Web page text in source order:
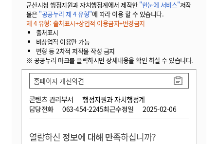
군산시청 행정지원과 자치행정계에서 제작한 "한눈에 서비스"저작
물은 "공공누리 제 4 유형"에 따라 이용 할 수 있습니다.
제 4 유형: 출처표시+상업적 이용금지+변경금지
출처표시
비상업적 이용만 가능
변형 등 2차적 저작물 작성 금지
※ 공공누리 마크를 클릭하시면 상세내용을 확인 하실 수 있습니다.
콘텐츠 관리부서
행정지원과 자치행정계
담당전화
063-454-2245최근수정일 2025-02-06
홈페이지 개선의견
열람하신 정보에 대해 만족하십니까?